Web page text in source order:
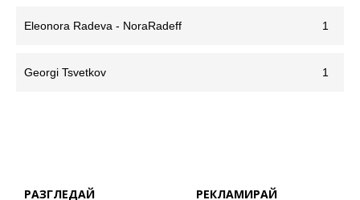
Eleonora Radeva - NoraRadeff 1
Georgi Tsvetkov 1
РАЗГЛЕДАЙ РЕКЛАМИРАЙ